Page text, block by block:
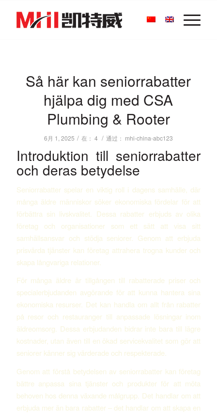
Så här kan seniorrabatter
hjälpa dig med CSA
Plumbing & Rooter
6月 1, 2025 / 在： 4 / 通过： mhi-china-abc123
Introduktion till seniorrabatter
och deras betydelse
Seniorrabatter spelar en viktig roll i dagens samhälle, där
många äldre människor söker ekonomiska fördelar för att
förbättra sin livskvalitet. Dessa rabatter erbjuds av olika
företag och organisationer som ett sätt att visa sitt
samhällsansvar och stödja seniorer. Genom att erbjuda
prisvärda tjänster kan företag attrahera trogna kunder och
skapa långvariga relationer.
För många äldre är tillgången till rabatterade priser och
specialerbjudanden avgörande för att kunna hantera sina
ekonomiska resurser. Det kan handla om allt från rabatter
på resor och restauranger till anpassade lösningar inom
äldreomsorg. Dessa erbjudanden bidrar inte bara till lägre
kostnader, utan även till en ökad servicekvalitet som gör att
seniorer känner sig värderade och respekterade.
Genom att förstå betydelsen av seniorrabatter kan företag
bättre anpassa sina tjänster och produkter för att möta
behoven hos denna växande målgrupp. Det handlar om att
erbjuda mer än bara rabatter – det handlar om att skapa en